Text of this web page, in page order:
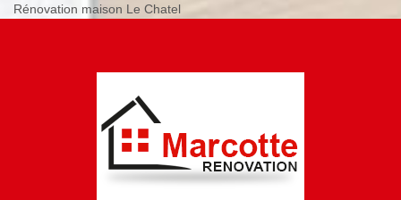
Rénovation maison Le Chatel